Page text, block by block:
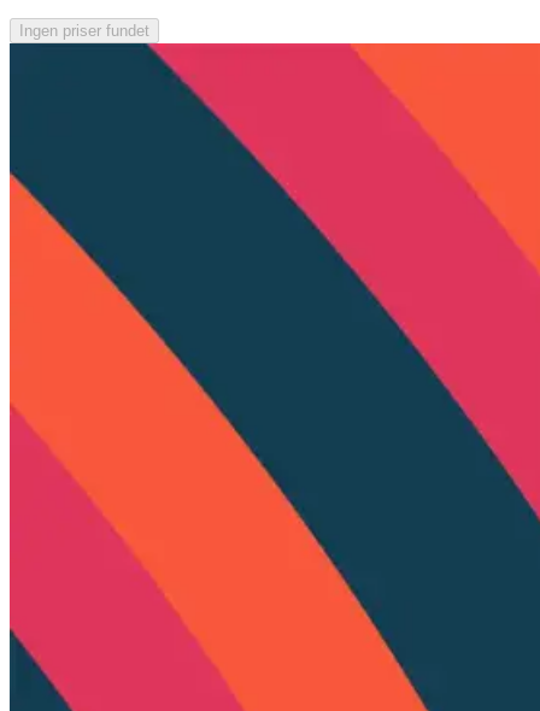
Ingen priser fundet